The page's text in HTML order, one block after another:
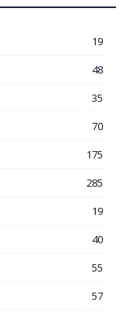
19
48
35
70
175
285
19
40
55
57